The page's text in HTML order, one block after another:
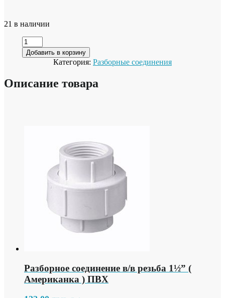
21 в наличии
Добавить в корзину
Категория: Разборные соединения
Описание товара
Разборное соединение в/в резьба 1½” (
Американка ) ПВХ